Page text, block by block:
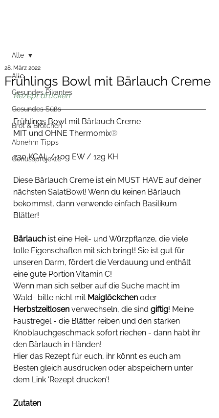
Alle
Gesundes Pikantes
Gesundes Süßs
Brot & Brötchen
Abnehm Tipps
Genussprojekte
Alle
Frühlings Bowl mit Bärlauch Creme
28. März 2022
Rezept drucken
Frühlings Bowl mit Bärlauch Creme
MIT und OHNE Thermomix®
230 KCAL / 10g EW / 12g KH
Diese Bärlauch Creme ist ein MUST HAVE auf deiner
nächsten SalatBowl! Wenn du keinen Bärlauch
bekommst, dann verwende einfach Basilikum
Blätter!
Bärlauch ist eine Heil- und Würzpflanze, die viele
tolle Eigenschaften mit sich bringt! Sie ist gut für
unseren Darm, fördert die Verdauung und enthält
eine gute Portion Vitamin C!
Wenn man sich selber auf die Suche macht im
Wald- bitte nicht mit Maiglöckchen oder
Herbstzeitlosen verwechseln, die sind giftig! Meine
Faustregel - die Blätter reiben und den starken
Knoblauchgeschmack sofort riechen - dann habt ihr
den Bärlauch in Händen!
Hier das Rezept für euch, ihr könnt es euch am
Besten gleich ausdrucken oder abspeichern unter
dem Link 'Rezept drucken'!
Zutaten